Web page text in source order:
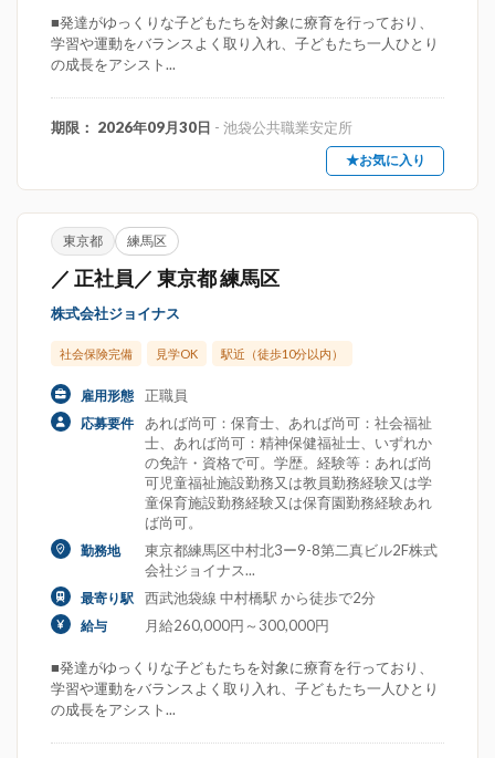
■発達がゆっくりな子どもたちを対象に療育を行っており、
学習や運動をバランスよく取り入れ、子どもたち一人ひとり
の成長をアシスト...
期限： 2026年09月30日 - 池袋公共職業安定所
★お気に入り
東京都 練馬区
／ 正社員／ 東京都 練馬区
株式会社ジョイナス
社会保険完備 見学OK 駅近（徒歩10分以内）
雇用形態 正職員
応募要件
あれば尚可：保育士、あれば尚可：社会福祉
士、あれば尚可：精神保健福祉士、いずれか
の免許・資格で可。学歴。経験等：あれば尚
可児童福祉施設勤務又は教員勤務経験又は学
童保育施設勤務経験又は保育園勤務経験あれ
ば尚可。
勤務地
東京都練馬区中村北3ー9-8第二真ビル2F株式
会社ジョイナス...
最寄り駅 西武池袋線 中村橋駅 から徒歩で2分
給与 月給260,000円～300,000円
■発達がゆっくりな子どもたちを対象に療育を行っており、
学習や運動をバランスよく取り入れ、子どもたち一人ひとり
の成長をアシスト...